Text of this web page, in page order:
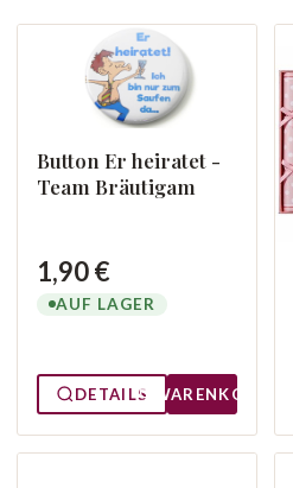
Button Er heiratet -
Team Bräutigam
1,90 €
AUF LAGER
DETAILS WARENKORB